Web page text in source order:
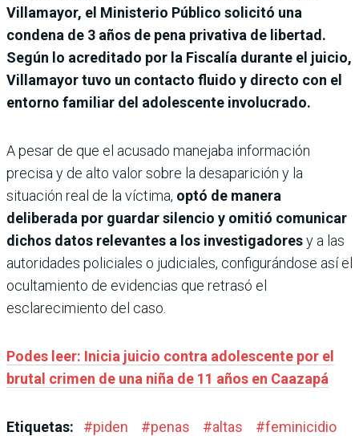
Villamayor, el Ministerio Público solicitó una
condena de 3 años de pena privativa de libertad.
Según lo acreditado por la Fiscalía durante el juicio,
Villamayor tuvo un contacto fluido y directo con el
entorno familiar del adolescente involucrado.
A pesar de que el acusado manejaba información
precisa y de alto valor sobre la desaparición y la
situación real de la víctima, optó de manera
deliberada por guardar silencio y omitió comunicar
dichos datos relevantes a los investigadoresy a las
autoridades policiales o judiciales, configurándose así el
ocultamiento de evidencias que retrasó el
esclarecimiento del caso.
Podes leer: Inicia juicio contra adolescente por el
brutal crimen de una niña de 11 años en Caazapá
Etiquetas: #piden #penas #altas #feminicidio